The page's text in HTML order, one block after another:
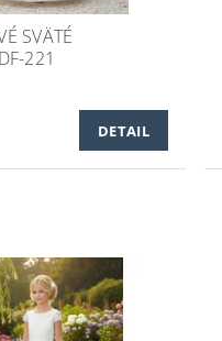
SVÄTÉ
221
DETAIL